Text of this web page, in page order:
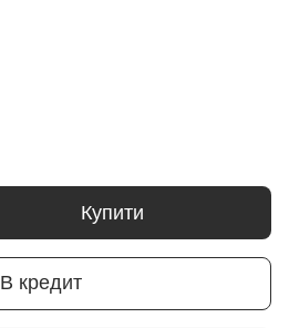
Купити
В кредит